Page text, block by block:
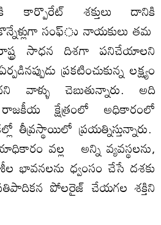
కార్పొరేట్‌ శక్తులు దానికి
సంఫ్‌ు నాయకులు తమ
రాష్ట్ర సాధన దిశగా పనిచేయాలని
ప్రకటించుకున్న లక్ష్యం
వాళ్ళు చెబుతున్నారు. అది
క్షేత్రంలో అధికారంలో
ప్రయత్నిస్తున్నారు.
వల్ల అన్ని వ్యవస్థలను,
భావనలను ధ్వంసం చేసే దశకు
పోలరైజ్‌ చేయగల శక్తిని